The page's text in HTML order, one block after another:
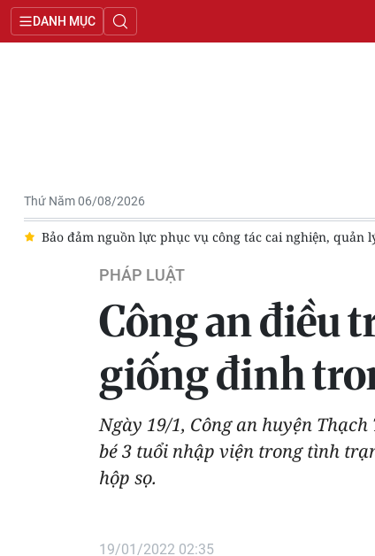
DANH MỤC
Thứ Năm 06/08/2026
nguồn lực phục vụ công tác cai nghiện, quản lý sau cai
PHÁP LUẬT
Công an điều
giống đinh
Ngày 19/1, Công an huyện
bé 3 tuổi nhập viện trong tình
hộp sọ.
19/01/2022 02:35